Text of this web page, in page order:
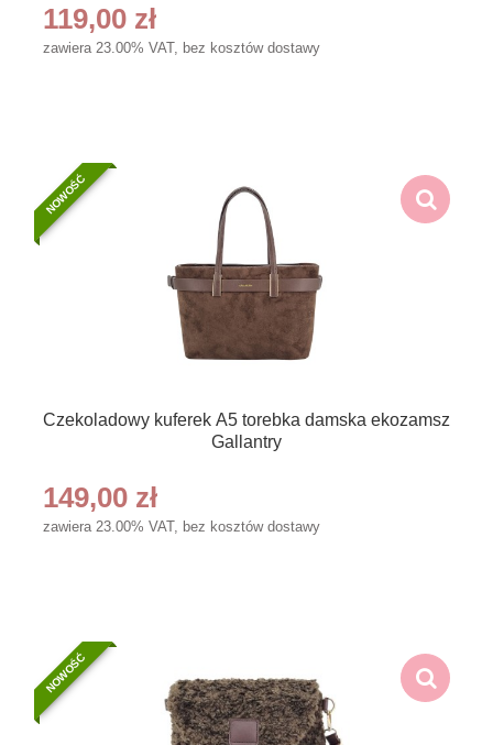
119,00 zł
zawiera 23.00% VAT, bez kosztów dostawy
Czekoladowy kuferek A5 torebka damska ekozamsz
Gallantry
149,00 zł
zawiera 23.00% VAT, bez kosztów dostawy
NOWOŚĆ
NOWOŚĆ